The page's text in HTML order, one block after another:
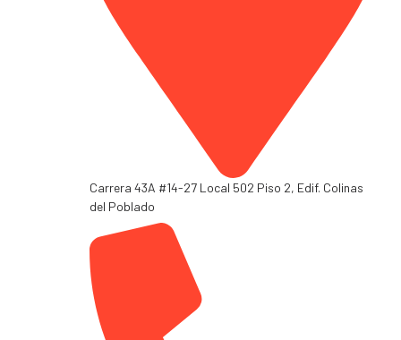
Carrera 43A #14-27 Local 502 Piso 2, Edif. Colinas
del Poblado